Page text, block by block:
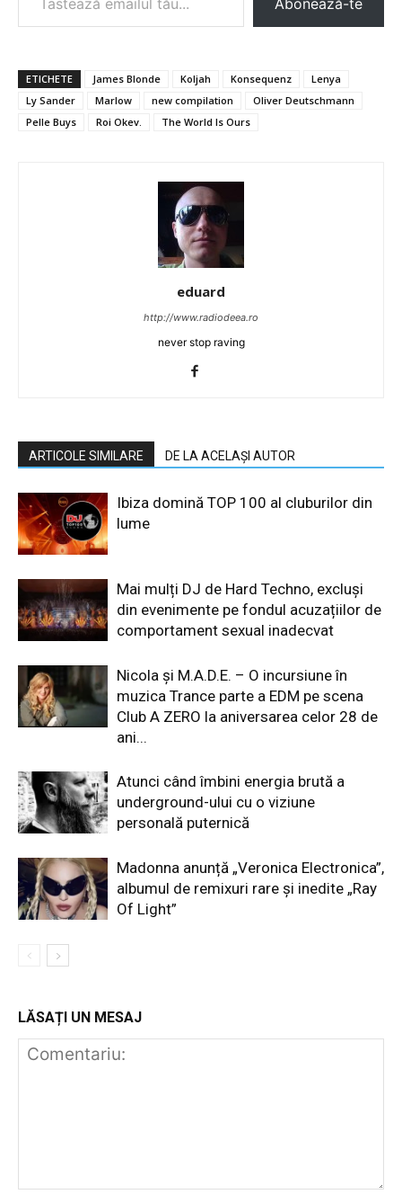
Abonează-te
ETICHETE James Blonde Koljah Konsequenz
Lenya
Ly Sander
Marlow new compilation
Oliver Deutschmann
Pelle Buys
Roi Okev. The World Is Ours
eduard
http://www.radiodeea.ro
never stop raving
ARTICOLE SIMILARE DE LA ACELAȘI AUTOR
Ibiza domină TOP 100 al cluburilor din
lume
Mai mulți DJ de Hard Techno, excluși
din evenimente pe fondul acuzațiilor de
comportament sexual inadecvat
Nicola și M.A.D.E. – O incursiune în
muzica Trance parte a EDM pe scena
Club A ZERO la aniversarea celor 28 de
ani...
Atunci când îmbini energia brută a
underground-ului cu o viziune
personală puternică
Madonna anunță „Veronica Electronica”,
albumul de remixuri rare și inedite „Ray
Of Light”
LĂSAȚI UN MESAJ